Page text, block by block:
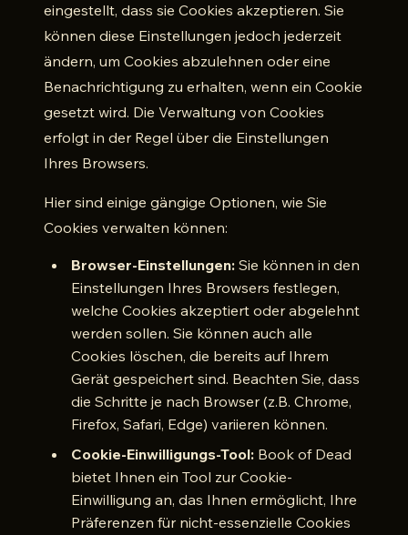
eingestellt, dass sie Cookies akzeptieren. Sie
können diese Einstellungen jedoch jederzeit
ändern, um Cookies abzulehnen oder eine
Benachrichtigung zu erhalten, wenn ein Cookie
gesetzt wird. Die Verwaltung von Cookies
erfolgt in der Regel über die Einstellungen
Ihres Browsers.
Hier sind einige gängige Optionen, wie Sie
Cookies verwalten können:
Browser-Einstellungen: Sie können in den
Einstellungen Ihres Browsers festlegen,
welche Cookies akzeptiert oder abgelehnt
werden sollen. Sie können auch alle
Cookies löschen, die bereits auf Ihrem
Gerät gespeichert sind. Beachten Sie, dass
die Schritte je nach Browser (z.B. Chrome,
Firefox, Safari, Edge) variieren können.
Cookie-Einwilligungs-Tool: Book of Dead
bietet Ihnen ein Tool zur Cookie-
Einwilligung an, das Ihnen ermöglicht, Ihre
Präferenzen für nicht-essenzielle Cookies